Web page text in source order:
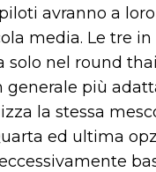
avranno a
media. Le tre
solo nel round
generale più
la stessa
ed ultima